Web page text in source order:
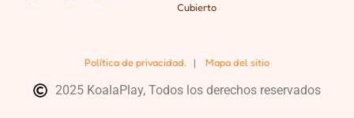
Cubierto
Política de privacidad. | Mapa del sitio
2025 KoalaPlay, Todos los derechos reservados